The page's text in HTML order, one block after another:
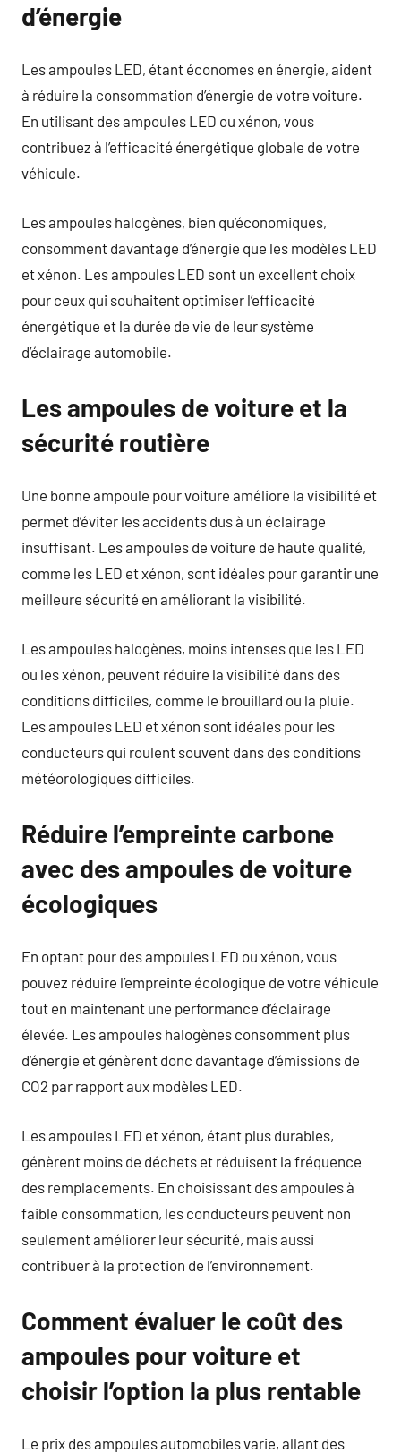
d’énergie
Les ampoules LED, étant économes en énergie, aident
à réduire la consommation d’énergie de votre voiture.
En utilisant des ampoules LED ou xénon, vous
contribuez à l’efficacité énergétique globale de votre
véhicule.
Les ampoules halogènes, bien qu’économiques,
consomment davantage d’énergie que les modèles LED
et xénon. Les ampoules LED sont un excellent choix
pour ceux qui souhaitent optimiser l’efficacité
énergétique et la durée de vie de leur système
d’éclairage automobile.
Les ampoules de voiture et la
sécurité routière
Une bonne ampoule pour voiture améliore la visibilité et
permet d’éviter les accidents dus à un éclairage
insuffisant. Les ampoules de voiture de haute qualité,
comme les LED et xénon, sont idéales pour garantir une
meilleure sécurité en améliorant la visibilité.
Les ampoules halogènes, moins intenses que les LED
ou les xénon, peuvent réduire la visibilité dans des
conditions difficiles, comme le brouillard ou la pluie.
Les ampoules LED et xénon sont idéales pour les
conducteurs qui roulent souvent dans des conditions
météorologiques difficiles.
Réduire l’empreinte carbone
avec des ampoules de voiture
écologiques
En optant pour des ampoules LED ou xénon, vous
pouvez réduire l’empreinte écologique de votre véhicule
tout en maintenant une performance d’éclairage
élevée. Les ampoules halogènes consomment plus
d’énergie et génèrent donc davantage d’émissions de
CO2 par rapport aux modèles LED.
Les ampoules LED et xénon, étant plus durables,
génèrent moins de déchets et réduisent la fréquence
des remplacements. En choisissant des ampoules à
faible consommation, les conducteurs peuvent non
seulement améliorer leur sécurité, mais aussi
contribuer à la protection de l’environnement.
Comment évaluer le coût des
ampoules pour voiture et
choisir l’option la plus rentable
Le prix des ampoules automobiles varie, allant des